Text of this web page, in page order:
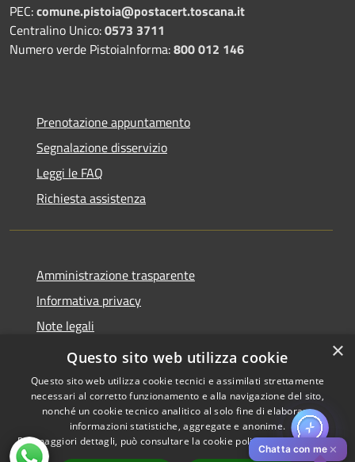
PEC:comune.pistoia@postacert.toscana.it
Centralino Unico:0573 3711
Numero verde PistoiaInforma:800 012 146
Prenotazione appuntamento
Segnalazione disservizio
Leggi le FAQ
Richiesta assistenza
Amministrazione trasparente
Informativa privacy
Note legali
Dichiarazione di accessibilità
Accessibilità
Copyright © 2026 • Comune di
Pistoia • Powered by
Chatta con me ✕
×
Questo sito web utilizza cookie
Questo sito web utilizza cookie tecnici e assimilati strettamente
necessari al corretto funzionamento e alla navigazione del sito,
nonché un cookie tecnico analitico al solo fine di elaborare
informazioni statistiche, aggregate e anonime.
Per maggiori dettagli, può consultare la cookie policy al seguentelink